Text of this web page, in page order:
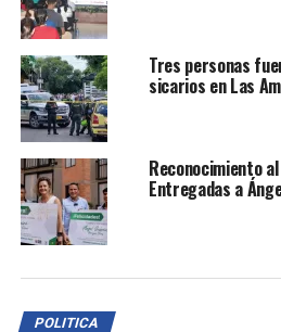
comprometido en trabajar en
implementar un proceso de paz
los desafíos de seguridad que
TEMAS RELACIONADOS:
ALCALDE JORGE ENRIQUE ACEVEDO
ALTO CONSEJERO PARA LA PAZ Y LA
ANÁLISIS
COMPROMISO
CONSEJO DE SAN JOSÉ DE CÚCUTA
DESAFÍOS DE SEGURIDAD
IMPLEMENTACIÓN DE PROCESO DE PAZ
VIOLENCIA
Tres personas
sicarios en Las
Reconocimiento
Entregadas a
POLITICA